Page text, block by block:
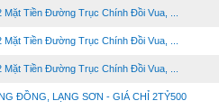
Mặt Tiền Đường Trục Chính Đồi Vua, ...
Mặt Tiền Đường Trục Chính Đồi Vua, ...
Mặt Tiền Đường Trục Chính Đồi Vua, ...
ĐỒNG, LẠNG SƠN - GIÁ CHỈ 2TỶ500